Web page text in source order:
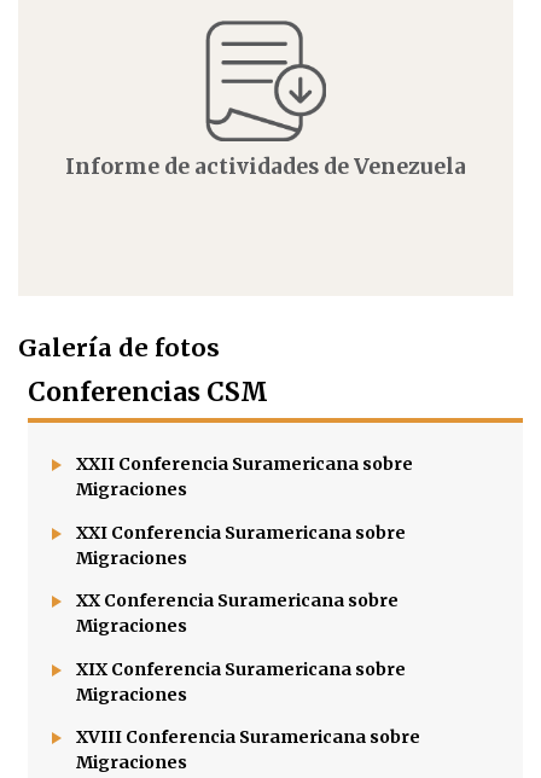
Informe de actividades de Venezuela
Galería de fotos
Conferencias CSM
XXII Conferencia Suramericana sobre
Migraciones
XXI Conferencia Suramericana sobre
Migraciones
XX Conferencia Suramericana sobre
Migraciones
XIX Conferencia Suramericana sobre
Migraciones
XVIII Conferencia Suramericana sobre
Migraciones